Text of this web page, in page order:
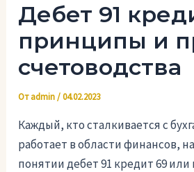
Дебет 91
принципы и
счетоводства
Отadmin/04.02.2023
Каждый, кто сталкивается с
работает в области финансов,
понятии дебет 91 кредит 69 или